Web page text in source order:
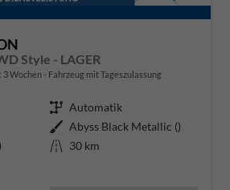
Style - LAGER
3 Wochen Fahrzeug mit Tageszulassung
Getriebe Automatik
Außenfarbe Abyss Black Metallic ()
Kilometerstand 30 km